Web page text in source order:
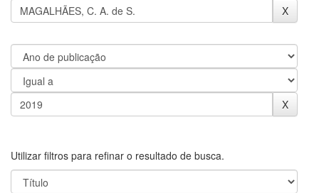
Utilizar filtros para refinar o resultado de busca.